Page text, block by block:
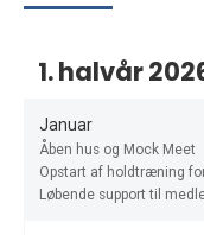
1. halvår
Januar
Åben hus og Mock Meet
Opstart af holdtræning
Løbende support til